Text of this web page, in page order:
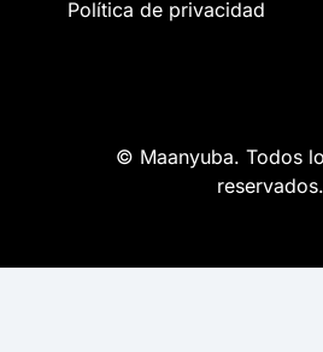
Política de privacidad
© Maanyuba. Todos
reservados.